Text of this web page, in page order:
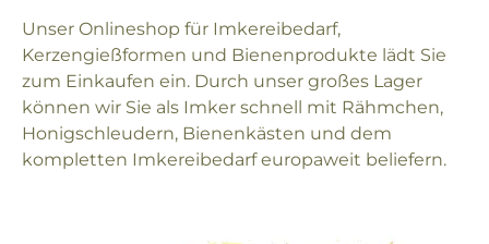
Unser Onlineshop für Imkereibedarf,
Kerzengießformen und Bienenprodukte lädt Sie
zum Einkaufen ein. Durch unser großes Lager
können wir Sie als Imker schnell mit Rähmchen,
Honigschleudern, Bienenkästen und dem
kompletten Imkereibedarf europaweit beliefern.